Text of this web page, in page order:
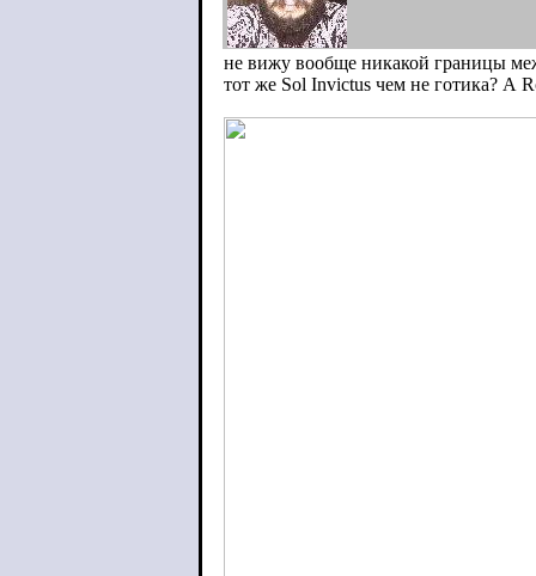
не вижу вообще никакой границы
тот же Sol Invictus чем не готика? А